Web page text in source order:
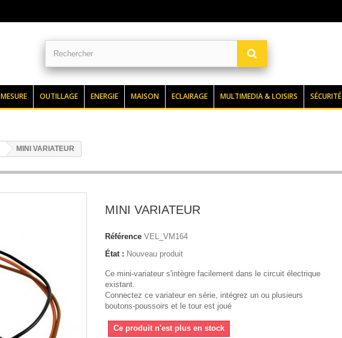
MESURE OUTILLAGE ENERGIE MAISON ECLAIRAGE MULTIMEDIA & LOISIRS SÉCURITÉ
MINI VARIATEUR
MINI VARIATEUR
Référence VEL_VM164
État : Nouveau produit
Ce mini-variateur s'intègre facilement dans le circuit électrique
existant.
Connectez ce variateur en série, intégrez un ou plusieurs
boutons-poussoirs et le tour est joué
Ce produit n'est plus en stock